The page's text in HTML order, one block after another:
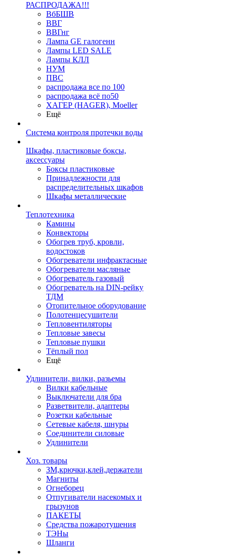
РАСПРОДАЖА!!!
ВбБШВ
ВВГ
ВВГнг
Лампа GE галогенн
Лампы LED SALE
Лампы КЛЛ
НУМ
ПВС
распродажа все по 100
распродажа всё по50
ХАГЕР (HAGER), Moeller
Ещё
Система контроля протечки воды
Шкафы, пластиковые боксы,
аксессуары
Боксы пластиковые
Принадлежности для
распределительных шкафов
Шкафы металлические
Теплотехника
Камины
Конвекторы
Обогрев труб, кровли,
водостоков
Обогреватели инфрактасные
Обогреватели масляные
Обогреватель газовый
Обогреватель на DIN-рейку
ТДМ
Отопительное оборудование
Полотенцесушители
Тепловентиляторы
Тепловые завесы
Тепловые пушки
Тёплый пол
Ещё
Удлинители, вилки, разьемы
Вилки кабельные
Выключатели для бра
Разветвители, адаптеры
Розетки кабельные
Сетевые кабеля, шнуры
Соединители силовые
Удлинители
Хоз. товары
ЗМ,крючки,клей,держатели
Магниты
Огнеборец
Отпугиватели насекомых и
грызунов
ПАКЕТЫ
Средства пожаротушения
ТЭНы
Шланги